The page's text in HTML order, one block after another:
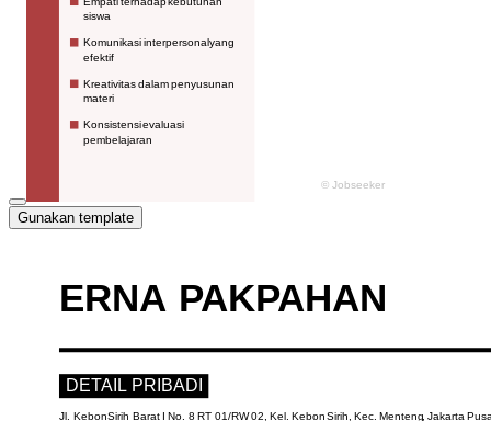
Gunakan template